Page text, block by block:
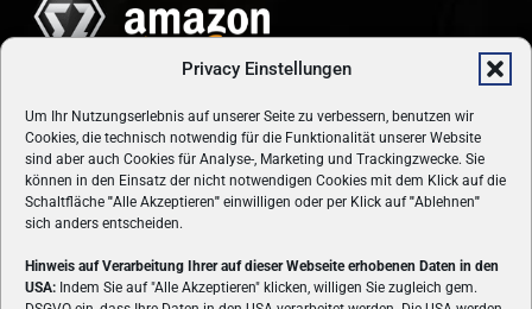
Privacy Einstellungen
Um Ihr Nutzungserlebnis auf unserer Seite zu verbessern, benutzen wir
Cookies, die technisch notwendig für die Funktionalität unserer Website
sind aber auch Cookies für Analyse-, Marketing und Trackingzwecke. Sie
können in den Einsatz der nicht notwendigen Cookies mit dem Klick auf die
Schaltfläche "Alle Akzeptieren" einwilligen oder per Klick auf"Ablehnen"
sich anders entscheiden.
Hinweis auf Verarbeitung Ihrer auf dieser Webseite erhobenen Daten in den
USA: Indem Sie auf "Alle Akzeptieren" klicken, willigen Sie zugleich gem.
ÜBER UNS